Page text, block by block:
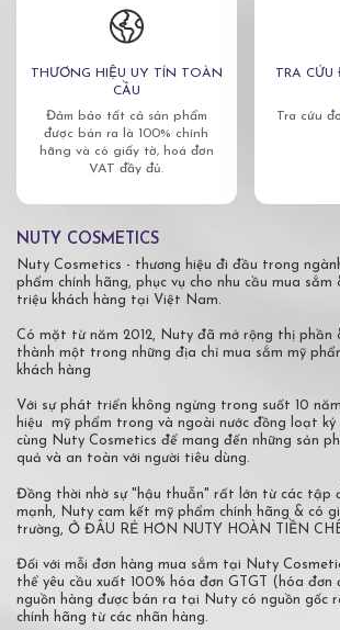
THƯƠNG HIỆU UY TÍN TOÀN
CẦU
Đảm bảo tất cả sản phẩm
được bán ra là 100% chính
hãng và có giấy tờ, hoá đơn
VAT đầy đủ.
TRA
Tra cứu
NUTY COSMETICS
Nuty Cosmetics - thương hiệu đi đầu trong
phẩm chính hãng, phục vụ cho nhu cầu mua sắm
triệu khách hàng tại Việt Nam.
Có mặt từ năm 2012, Nuty đã mở rộng thị phần
thành một trong những địa chỉ mua sắm mỹ
khách hàng
Với sự phát triển không ngừng trong suốt 10
hiệu mỹ phẩm trong và ngoài nước đồng loạt ký
cùng Nuty Cosmetics để mang đến những sản
quả và an toàn với người tiêu dùng.
Đồng thời nhờ sự "hậu thuẫn" rất lớn từ các tập
mạnh, Nuty cam kết mỹ phẩm chính hãng & có
trường, Ở ĐÂU RẺ HƠN NUTY HOÀN TIỀN
Đối với mỗi đơn hàng mua sắm tại Nuty
thể yêu cầu xuất 100% hóa đơn GTGT (hóa đơn
nguồn hàng được bán ra tại Nuty có nguồn gốc
chính hãng từ các nhãn hàng.